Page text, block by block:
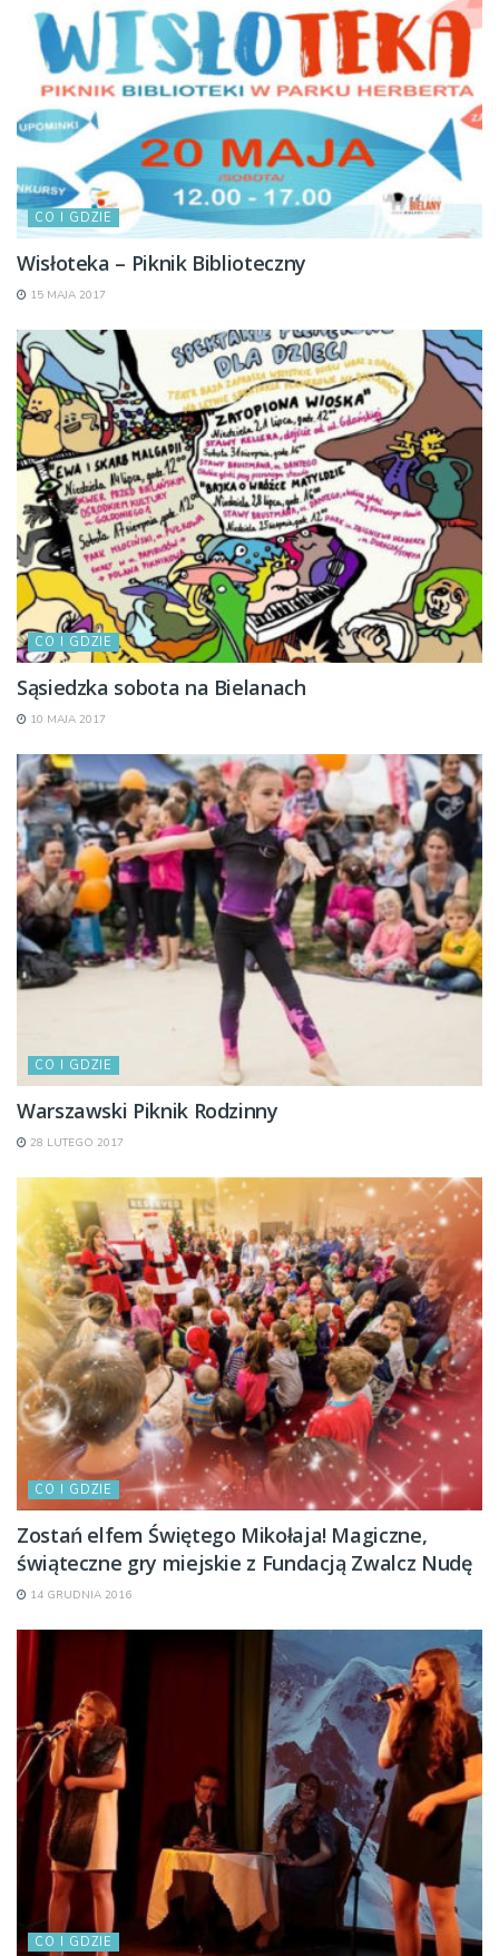
CO I GDZIE
Wisłoteka – Piknik Biblioteczny
15 MAJA 2017
CO I GDZIE
Sąsiedzka sobota na Bielanach
10 MAJA 2017
CO I GDZIE
Warszawski Piknik Rodzinny
28 LUTEGO 2017
CO I GDZIE
Zostań elfem Świętego Mikołaja! Magiczne,
świąteczne gry miejskie z Fundacją Zwalcz Nudę
14 GRUDNIA 2016
CO I GDZIE